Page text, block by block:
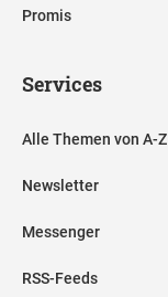
Promis
Services
Alle Themen von A-Z
Newsletter
Messenger
RSS-Feeds